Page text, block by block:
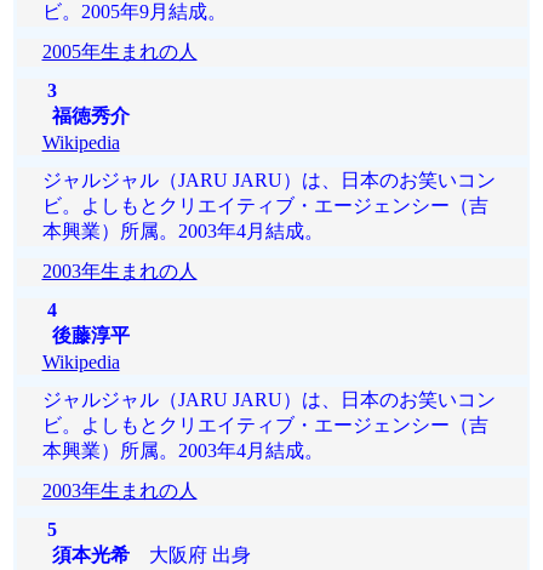
ビ。2005年9月結成。
2005年生まれの人
3
福徳秀介
Wikipedia
ジャルジャル（JARU JARU）は、日本のお笑いコン
ビ。よしもとクリエイティブ・エージェンシー（吉
本興業）所属。2003年4月結成。
2003年生まれの人
4
後藤淳平
Wikipedia
ジャルジャル（JARU JARU）は、日本のお笑いコン
ビ。よしもとクリエイティブ・エージェンシー（吉
本興業）所属。2003年4月結成。
2003年生まれの人
5
須本光希大阪府 出身